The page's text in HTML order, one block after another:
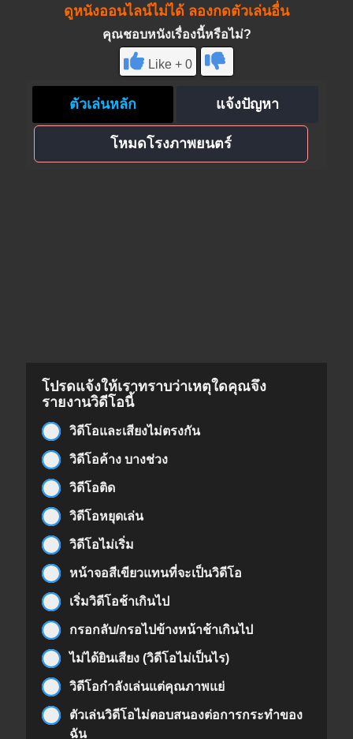
ดูหนังออนไลน์ไม่ได้ ลองกดตัวเล่นอื่น
คุณชอบหนังเรื่องนี้หรือไม่?
Like + 0
ตัวเล่นหลัก แจ้งปัญหา
โหมดโรงภาพยนตร์
โปรดแจ้งให้เราทราบว่าเหตุใดคุณจึง
รายงานวิดีโอนี้
วิดีโอและเสียงไม่ตรงกัน
วิดีโอค้าง บางช่วง
วิดีโอติด
วิดีโอหยุดเล่น
วิดีโอไม่เริ่ม
หน้าจอสีเขียวแทนที่จะเป็นวิดีโอ
เริ่มวิดีโอช้าเกินไป
กรอกลับ/กรอไปข้างหน้าช้าเกินไป
ไม่ได้ยินเสียง (วิดีโอไม่เป็นไร)
วิดีโอกำลังเล่นแต่คุณภาพแย่
ตัวเล่นวิดีโอไม่ตอบสนองต่อการกระทำของ
ฉัน